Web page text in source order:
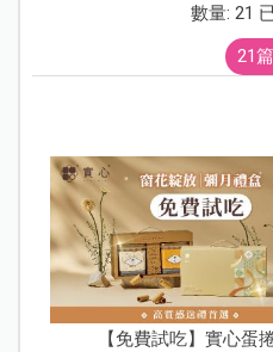
數量: 21
21
【免費試吃】實心蛋